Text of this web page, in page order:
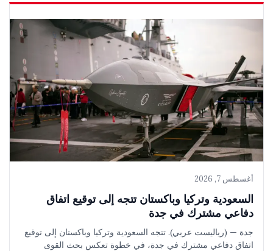
أغسطس 7, 2026
السعودية وتركيا وباكستان تتجه إلى توقيع اتفاق
دفاعي مشترك في جدة
جدة — (رياليست عربي). تتجه السعودية وتركيا وباكستان إلى توقيع
اتفاق دفاعي مشترك في جدة، في خطوة تعكس بحث القوى